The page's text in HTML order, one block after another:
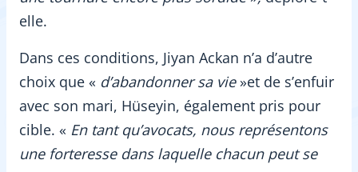
elle.
Dans ces conditions, Jiyan Ackan n’a d’autre
choix que « d’abandonner sa vie »et de s’enfuir
avec son mari, Hüseyin, également pris pour
cible. « En tant qu’avocats, nous représentons
une forteresse dans laquelle chacun peut se